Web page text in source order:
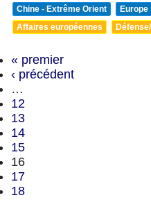
Chine - Extrême Orient
Europe
Affaires européennes
« premier
‹ précédent
…
12
13
14
15
16
17
18